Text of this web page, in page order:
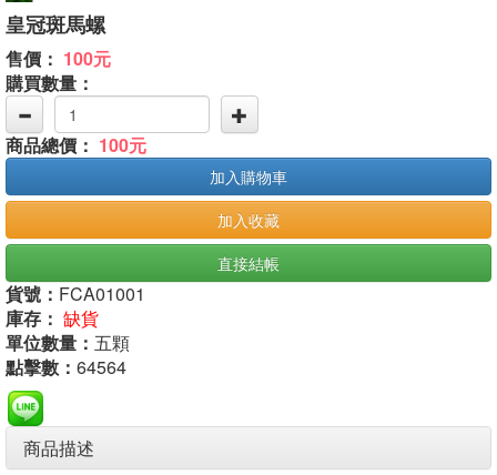
皇冠斑馬螺
售價： 100元
購買數量：
商品總價： 100元
加入購物車
加入收藏
直接結帳
貨號： FCA01001
庫存： 缺貨
單位數量： 五顆
點擊數： 64564
商品描述